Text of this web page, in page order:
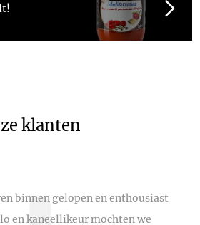
klanten
binnen gelopen en enthousiast
en kaneellikeur mochten we